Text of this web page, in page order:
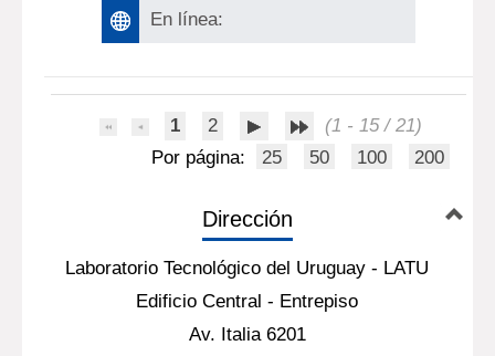
En línea:
1 2
(1 - 15 / 21)
Por página:
25 50 100 200
Dirección
Laboratorio Tecnológico del Uruguay - LATU
Edificio Central - Entrepiso
Av. Italia 6201